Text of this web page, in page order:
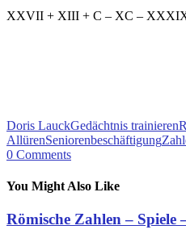
XXVII + XIII + C – XC –
Doris LauckGedächtnis trainieren
AllürenSeniorenbeschäftigung
0 Comments
You Might Also Like
Römische Zahlen – Spiele